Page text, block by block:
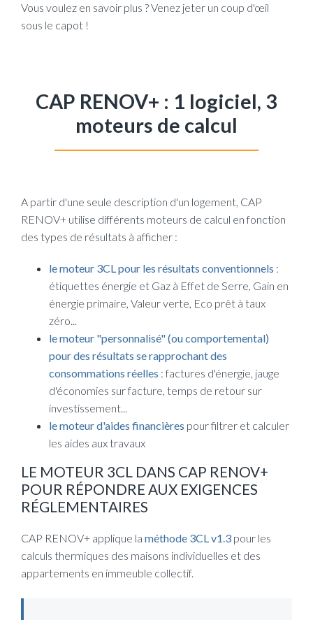
Vous voulez en savoir plus ? Venez jeter un coup d'œil
sous le capot !
CAP RENOV+ : 1 logiciel, 3
moteurs de calcul
A partir d'une seule description d'un logement, CAP
RENOV+ utilise différents moteurs de calcul en fonction
des types de résultats à afficher :
le moteur 3CL pour les résultats conventionnels :
étiquettes énergie et Gaz à Effet de Serre, Gain en
énergie primaire, Valeur verte, Eco prêt à taux
zéro...
le moteur "personnalisé" (ou comportemental)
pour des résultats se rapprochant des
consommations réelles : factures d'énergie, jauge
d'économies sur facture, temps de retour sur
investissement...
le moteur d'aides financières pour filtrer et calculer
les aides aux travaux
LE MOTEUR 3CL DANS CAP RENOV+
POUR RÉPONDRE AUX EXIGENCES
RÉGLEMENTAIRES
CAP RENOV+ applique la méthode 3CL v1.3 (opens new
pour les
calculs thermiques des maisons individuelles et des
appartements en immeuble collectif.